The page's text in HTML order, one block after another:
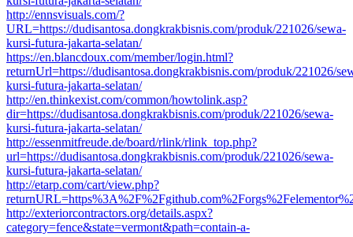
http://ennsvisuals.com/?
URL=https://dudisantosa.dongkrakbisnis.com/produk/221026/sewa-
kursi-futura-jakarta-selatan/
https://en.blancdoux.com/member/login.html?
returnUrl=https://dudisantosa.dongkrakbisnis.com/produk/221026/
kursi-futura-jakarta-selatan/
http://en.thinkexist.com/common/howtolink.asp?
dir=https://dudisantosa.dongkrakbisnis.com/produk/221026/sewa-
kursi-futura-jakarta-selatan/
http://essenmitfreude.de/board/rlink/rlink_top.php?
url=https://dudisantosa.dongkrakbisnis.com/produk/221026/sewa-
kursi-futura-jakarta-selatan/
http://etarp.com/cart/view.php?
http://exteriorcontractors.org/details.aspx?
category=fence&state=vermont&path=contain-a-